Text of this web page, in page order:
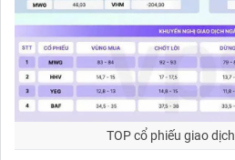
TOP cổ phiếu giao